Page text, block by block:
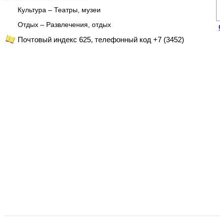
Культура – Театры, музеи
Отдых – Развлечения, отдых
Почтовый индекс 625, телефонный код +7 (3452)